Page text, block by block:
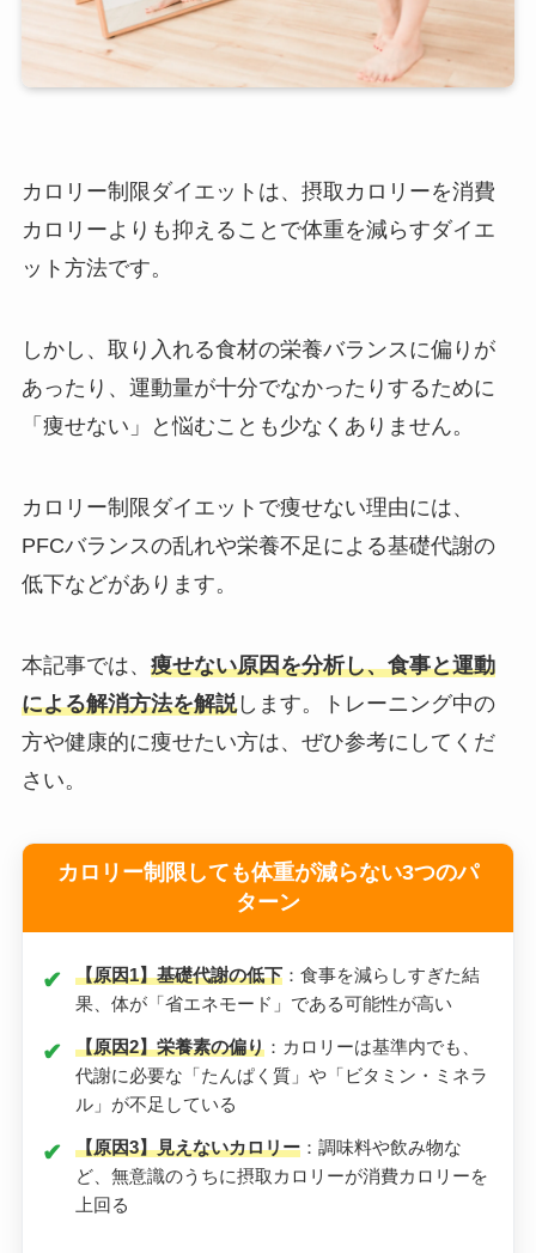
カロリー制限ダイエットは、摂取カロリーを消費
カロリーよりも抑えることで体重を減らすダイエ
ット方法です。
しかし、取り入れる食材の栄養バランスに偏りが
あったり、運動量が十分でなかったりするために
「痩せない」と悩むことも少なくありません。
カロリー制限ダイエットで痩せない理由には、
PFCバランスの乱れや栄養不足による基礎代謝の
低下などがあります。
本記事では、 痩せない原因を分析し、食事と運動
による解消方法を解説します。トレーニング中の
方や健康的に痩せたい方は、ぜひ参考にしてくだ
さい。
カロリー制限しても体重が減らない3つのパ
ターン
【原因1】基礎代謝の低下：食事を減らしすぎた結
果、体が「省エネモード」である可能性が高い
【原因2】栄養素の偏り：カロリーは基準内でも、
代謝に必要な「たんぱく質」や「ビタミン・ミネラ
ル」が不足している
【原因3】見えないカロリー：調味料や飲み物な
ど、無意識のうちに摂取カロリーが消費カロリーを
上回る